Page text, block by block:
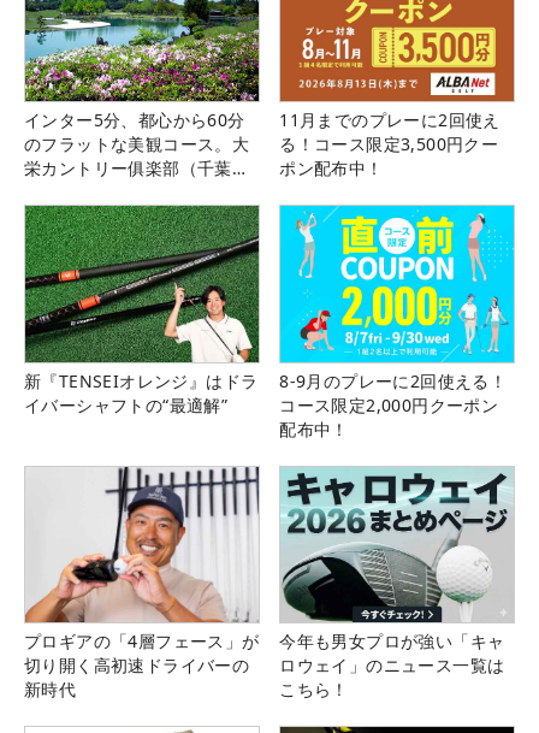
インター5分、都心から60分
のフラットな美観コース。大
栄カントリー俱楽部（千葉
11月までのプレーに2回使え
る！コース限定3,500円クー
ポン配布中！
新『TENSEIオレンジ』はドラ
イバーシャフトの“最適解”
8-9月のプレーに2回使える！
コース限定2,000円クーポン
配布中！
プロギアの「4層フェース」が
切り開く高初速ドライバーの
新時代
今年も男女プロが強い「キャ
ロウェイ」のニュース一覧は
こちら！